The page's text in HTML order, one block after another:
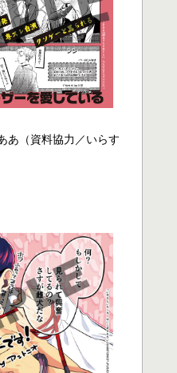
あ（資料協力／いらす